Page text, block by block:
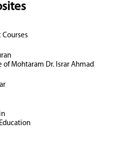
Courses
Mohtaram Dr. Israr Ahmad